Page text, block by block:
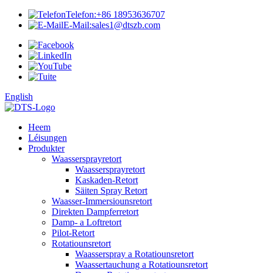
Telefon:+86 18953636707
E-Mail:sales1@dtszb.com
English
Heem
Léisungen
Produkter
Waassersprayretort
Waassersprayretort
Kaskaden-Retort
Säiten Spray Retort
Waasser-Immersiounsretort
Direkten Dampferretort
Damp- a Loftretort
Pilot-Retort
Rotatiounsretort
Waasserspray a Rotatiounsretort
Waassertauchung a Rotatiounsretort